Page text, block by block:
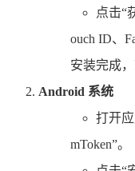
点击“
ouch ID、
安装完成
Android 系统
打开
mToken”。